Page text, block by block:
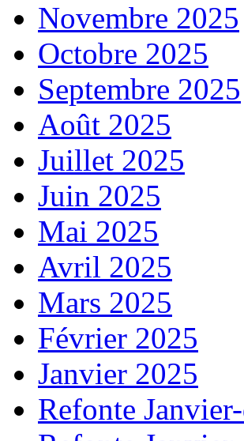
Novembre 2025
Octobre 2025
Septembre 2025
Août 2025
Juillet 2025
Juin 2025
Mai 2025
Avril 2025
Mars 2025
Février 2025
Janvier 2025
Refonte